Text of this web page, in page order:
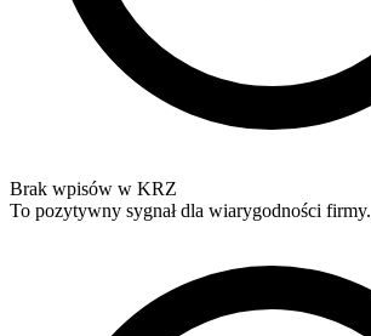
Brak wpisów w KRZ
To pozytywny sygnał dla wiarygodności firmy.